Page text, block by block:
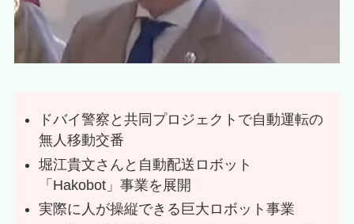
ドバイ警察と共同プロジェクトで自動運転の
無人移動交番
堀江貴文さんと自動配送ロボット
「Hakobot」事業を展開
実際に人が操縦できる巨大ロボット事業